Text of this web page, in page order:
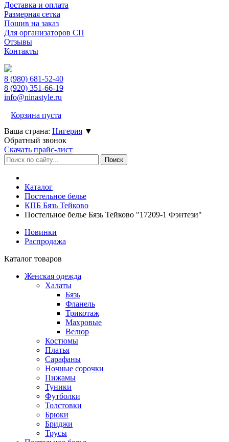
Доставка и оплата
Размерная сетка
Пошив на заказ
Для организаторов СП
Отзывы
Контакты
8 (980) 681-52-40
8 (920) 351-66-19
info@ninastyle.ru
Корзина пуста
Ваша страна: Нигерия ▼
Обратный звонок
Скачать прайс-лист
Каталог
Постельное белье
КПБ Бязь Тейково
Постельное белье Бязь Тейково "17209-1 Фэнтези"
Новинки
Распродажа
Каталог товаров
Женская одежда
Халаты
Бязь
Фланель
Трикотаж
Махровые
Велюр
Костюмы
Платья
Сарафаны
Ночные сорочки
Пижамы
Туники
Футболки
Толстовки
Брюки
Бриджи
Трусы